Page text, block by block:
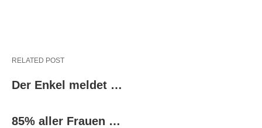
RELATED POST
Der Enkel meldet …
85% aller Frauen …